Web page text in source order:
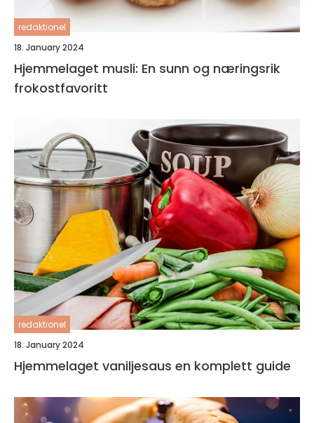
redaktionel
18. January 2024
Hjemmelaget musli: En sunn og næringsrik
frokostfavoritt
redaktionel
18. January 2024
Hjemmelaget vaniljesaus en komplett guide